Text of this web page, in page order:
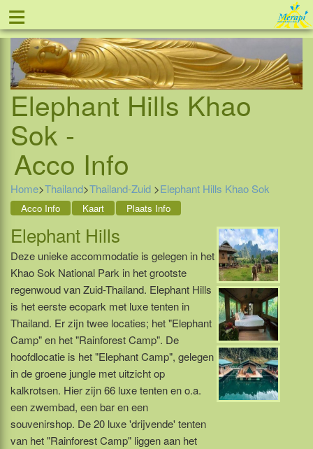
≡ Tel: 088 - 81 11 999
Elephant Hills Khao
Sok -
Acco Info
Home>Thailand>Thailand-Zuid >Elephant Hills Khao Sok
Acco Info Kaart Plaats Info
Elephant Hills
Deze unieke accommodatie is gelegen in het
Khao Sok National Park in het grootste
regenwoud van Zuid-Thailand. Elephant Hills
is het eerste ecopark met luxe tenten in
Thailand. Er zijn twee locaties; het "Elephant
Camp" en het "Rainforest Camp". De
hoofdlocatie is het "Elephant Camp", gelegen
in de groene jungle met uitzicht op
kalkrotsen. Hier zijn 66 luxe tenten en o.a.
een zwembad, een bar en een
souvenirshop. De 20 luxe 'drijvende' tenten
van het "Rainforest Camp" liggen aan het